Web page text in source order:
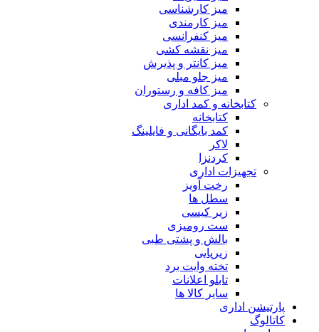
میز کارشناسی
میز کارمندی
میز کنفرانسی
میز نقشه کشی
میز کانتر و پذیرش
میز جلو مبلی
میز کافه و رستوران
کتابخانه و کمد اداری
کتابخانه
کمد بایگانی و فایلینگ
لاکر
کردنزا
تجهیزات اداری
رخت آویز
سطل ها
زیر کیسی
ست رومیزی
بالش و پشتی طبی
زیرپایی
تخته وایت برد
تابلو اعلانات
سایر کالا ها
پارتیشن اداری
کاتالوگ